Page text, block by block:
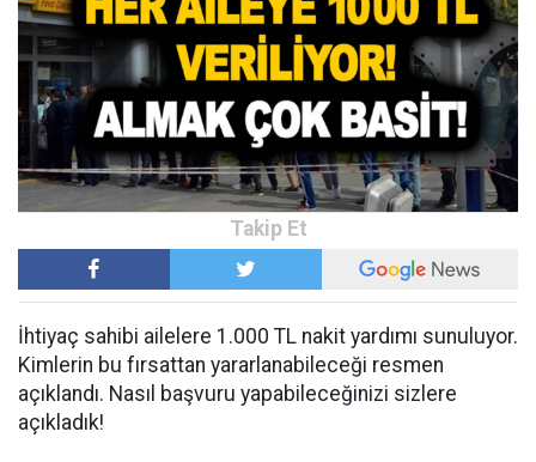
İhtiyaç sahibi ailelere 1.000 TL nakit yardımı sunuluyor.
Kimlerin bu fırsattan yararlanabileceği resmen
açıklandı. Nasıl başvuru yapabileceğinizi sizlere
açıkladık!